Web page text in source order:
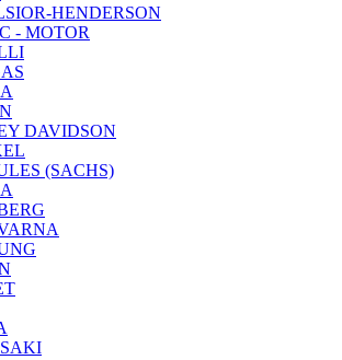
HENDERSON
- MOTOR
DAVIDSON
(SACHS)